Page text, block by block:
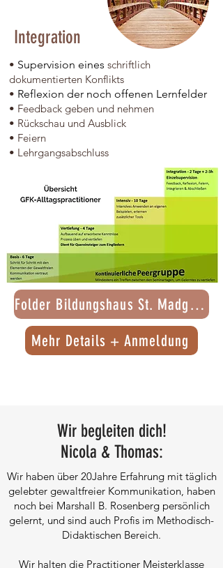
Integration
• Supervision eines schriftlich
dokumentierten Konflikts
• Reflexion der noch offenen Lernfelder
• Feedback geben und nehmen
• Rückschau und Ausblick
• Feiern
• Lehrgangsabschluss
Folder Bildungshaus St.
Mehr Details + Anmeldung
Wir begleiten dich!
Nicola & Thomas:
Wir haben über 20Jahre Erfahrung mit täglich
gelebter gewaltfreier Kommunikation, haben
noch bei Marshall B. Rosenberg persönlich
gelernt, und sind auch Profis im Methodisch-
Didaktischen Bereich.
Wir halten die Practitioner Meisterklasse